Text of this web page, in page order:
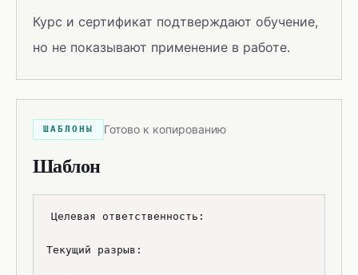
Курс и сертификат подтверждают обучение,
но не показывают применение в работе.
ШАБЛОНЫ Готово к копированию
Шаблон
Целевая ответственность:
Текущий разрыв: